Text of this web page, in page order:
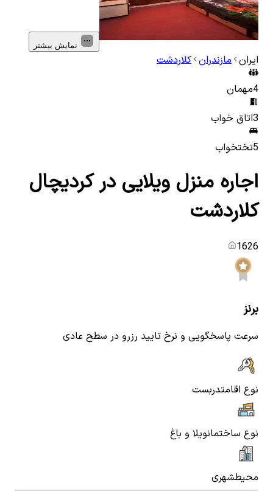
نمایش بیشتر
ایران مازندران کلاردشت
4مهمان
3اتاق خواب
5تختخواب
اجاره منزل ویلایی در کردیچال
کلاردشت
1626
برنز
سرعت پاسخگویی و نرخ تایید رزرو در سطح عادی
نوع اقامتدربست
نوع ساختمانویلا و باغ
محیطشهری